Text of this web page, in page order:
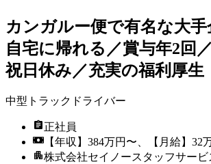
カンガルー便で有名な大手
自宅に帰れる／賞与年2回
祝日休み／充実の福利厚生
中型トラックドライバー
正社員
【年収】384万円〜、【月給】32
株式会社セイノースタッフサービ